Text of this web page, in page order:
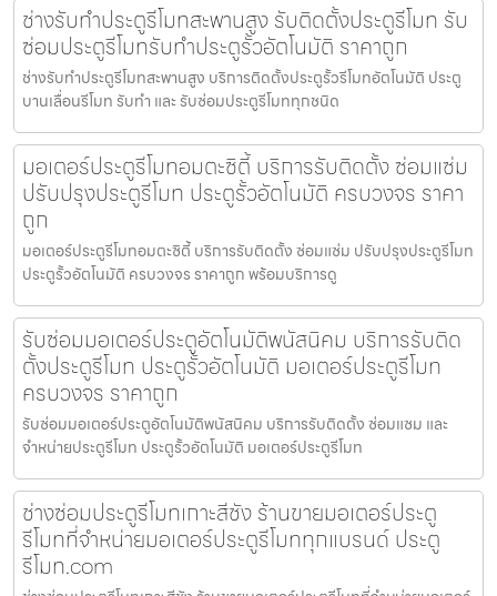
ช่างรับทำประตูรีโมทสะพานสูง รับติดตั้งประตูรีโมท รับ
ซ่อมประตูรีโมทรับทำประตูรั้วอัตโนมัติ ราคาถูก
ช่างรับทำประตูรีโมทสะพานสูง บริการติดตั้งประตูรั้วรีโมทอัตโนมัติ ประตู
บานเลื่อนรีโมท รับทำ และ รับซ่อมประตูรีโมททุกชนิด
มอเตอร์ประตูรีโมทอมตะซิตี้ บริการรับติดตั้ง ซ่อมแซ่ม
ปรับปรุงประตูรีโมท ประตูรั้วอัตโนมัติ ครบวงจร ราคา
ถูก
มอเตอร์ประตูรีโมทอมตะซิตี้ บริการรับติดตั้ง ซ่อมแซ่ม ปรับปรุงประตูรีโมท
ประตูรั้วอัตโนมัติ ครบวงจร ราคาถูก พร้อมบริการดู
รับซ่อมมอเตอร์ประตูอัตโนมัติพนัสนิคม บริการรับติด
ตั้งประตูรีโมท ประตูรั้วอัตโนมัติ มอเตอร์ประตูรีโมท
ครบวงจร ราคาถูก
รับซ่อมมอเตอร์ประตูอัตโนมัติพนัสนิคม บริการรับติดตั้ง ซ่อมแซม และ
จำหน่ายประตูรีโมท ประตูรั้วอัตโนมัติ มอเตอร์ประตูรีโมท
ช่างซ่อมประตูรีโมทเกาะสีชัง ร้านขายมอเตอร์ประตู
รีโมทที่จำหน่ายมอเตอร์ประตูรีโมททุกแบรนด์ ประตู
รีโมท.com